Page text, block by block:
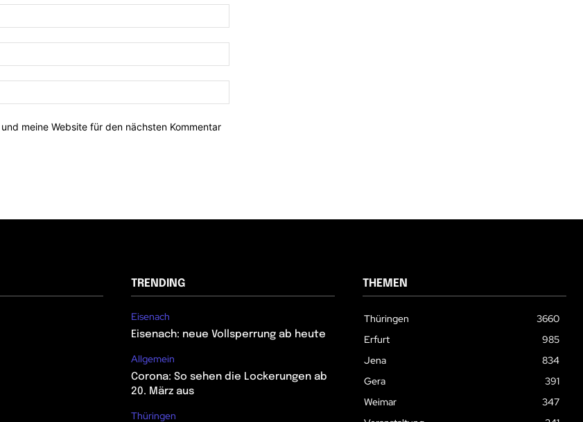
meine Website für den nächsten Kommentar
TRENDING
Eisenach
Eisenach: neue Vollsperrung ab heute
Allgemein
Corona: So sehen die Lockerungen ab
20. März aus
Thüringen
THEMEN
Thüringen
3660
Erfurt
985
Jena
834
Gera
391
Weimar
347